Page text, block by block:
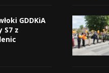
GDDKiA
S7 z